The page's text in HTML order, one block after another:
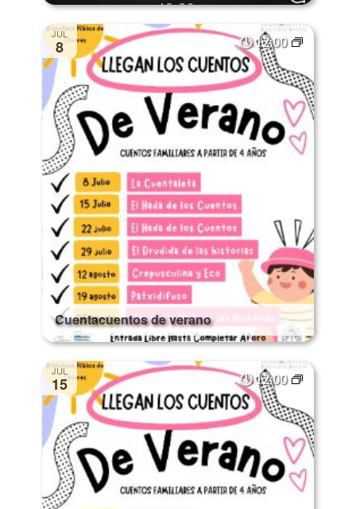
JUL
8 12:00
Cuentacuentos de verano
JUL
15 12:00